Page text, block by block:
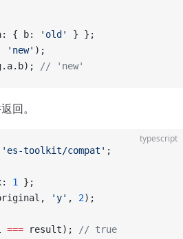
{ b: 'old'
} };
'new' );
// 'new'
回。
typescript
'es-toolkit/compat' ;
1
};
'y' , 2);
=== result);
// true